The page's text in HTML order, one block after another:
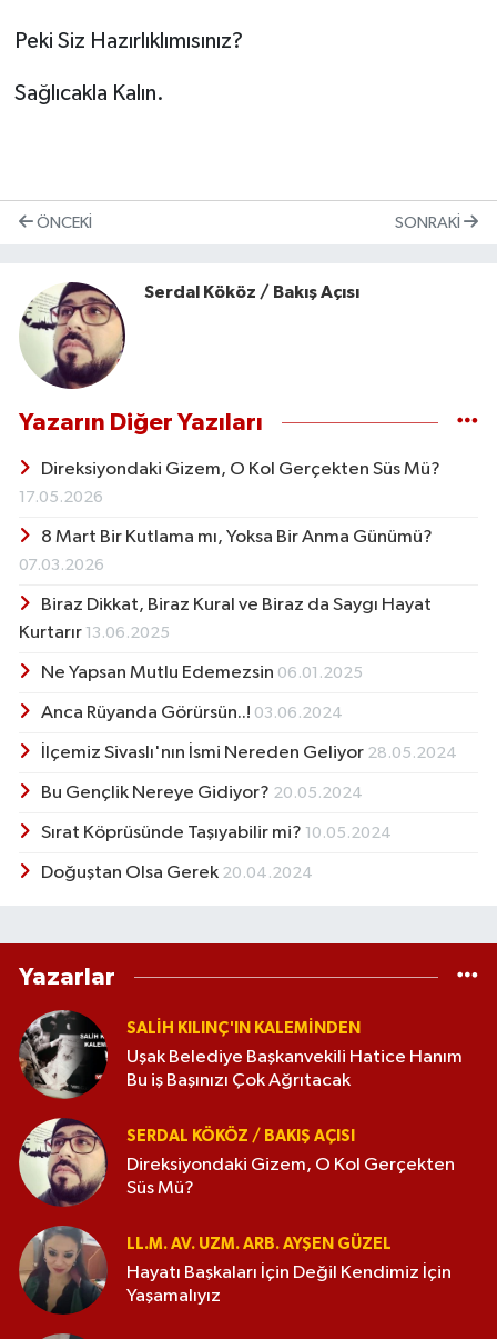
Peki Siz Hazırlıklımısınız?
Sağlıcakla Kalın.
ÖNCEKI SONRAKI
Serdal Kököz / Bakış Açısı
Yazarın Diğer Yazıları
Direksiyondaki Gizem, O Kol Gerçekten Süs Mü?
17.05.2026
8 Mart Bir Kutlama mı, Yoksa Bir Anma Günümü?
07.03.2026
Biraz Dikkat, Biraz Kural ve Biraz da Saygı Hayat
Kurtarır 13.06.2025
Ne Yapsan Mutlu Edemezsin 06.01.2025
Anca Rüyanda Görürsün..! 03.06.2024
İlçemiz Sivaslı'nın İsmi Nereden Geliyor 28.05.2024
Bu Gençlik Nereye Gidiyor? 20.05.2024
Sırat Köprüsünde Taşıyabilir mi? 10.05.2024
Doğuştan Olsa Gerek 20.04.2024
Yazarlar
SALIH KILINÇ'IN KALEMINDEN
Uşak Belediye Başkanvekili Hatice Hanım
Bu iş Başınızı Çok Ağrıtacak
SERDAL KÖKÖZ / BAKIŞ AÇISI
Direksiyondaki Gizem, O Kol Gerçekten
Süs Mü?
LL.M. AV. UZM. ARB. AYŞEN GÜZEL
Hayatı Başkaları İçin Değil Kendimiz İçin
Yaşamalıyız